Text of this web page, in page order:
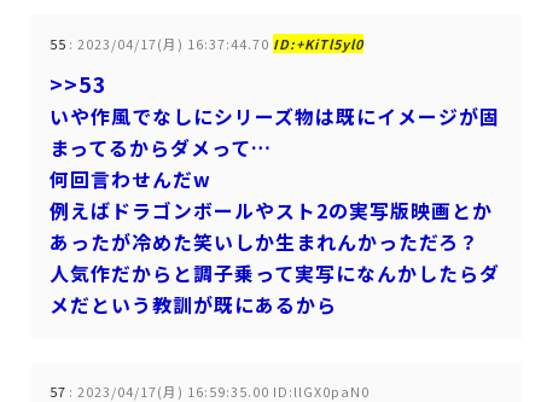
55 : 2023/04/17(月) 16:37:44.70 ID:+KiTl5yl0
>>53
いや作風でなしにシリーズ物は既にイメージが固
まってるからダメって…
何回言わせんだw
例えばドラゴンボールやスト2の実写版映画とか
あったが冷めた笑いしか生まれんかっただろ？
人気作だからと調子乗って実写になんかしたらダ
メだという教訓が既にあるから
57 : 2023/04/17(月) 16:59:35.00 ID:llGX0paN0